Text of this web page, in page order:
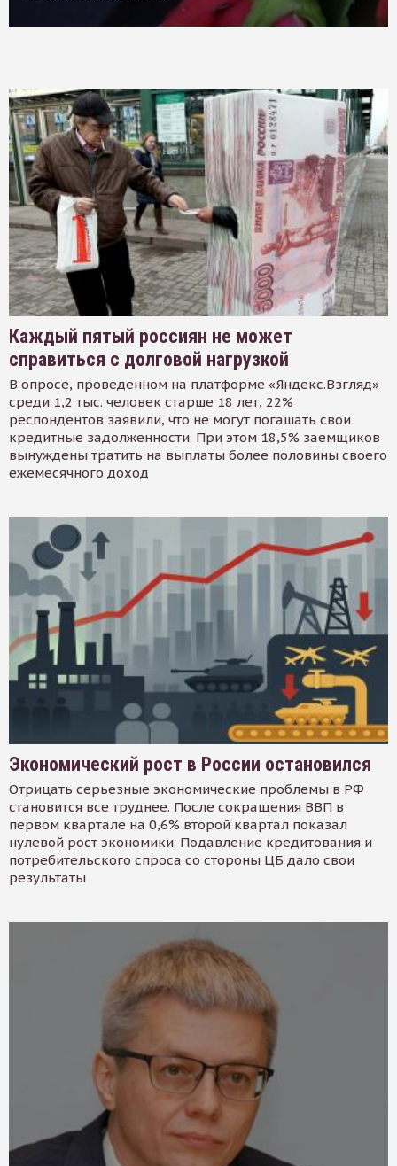
Каждый пятый россиян не может
справиться с долговой нагрузкой
В опросе, проведенном на платформе «Яндекс.Взгляд»
среди 1,2 тыс. человек старше 18 лет, 22%
респондентов заявили, что не могут погашать свои
кредитные задолженности. При этом 18,5% заемщиков
вынуждены тратить на выплаты более половины своего
ежемесячного доход
Экономический рост в России остановился
Отрицать серьезные экономические проблемы в РФ
становится все труднее. После сокращения ВВП в
первом квартале на 0,6% второй квартал показал
нулевой рост экономики. Подавление кредитования и
потребительского спроса со стороны ЦБ дало свои
результаты